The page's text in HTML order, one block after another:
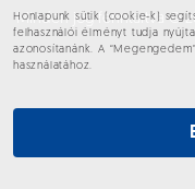
Honlapunk sütik (cookie-k)
felhasználói élményt tudja
azonosítanánk. A
használatához.
Minden jog fenntartva ©